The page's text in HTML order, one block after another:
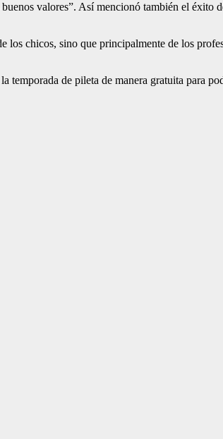
valores”. Así mencionó también el éxito
los chicos, sino que principalmente de los
de pileta de manera gratuita para